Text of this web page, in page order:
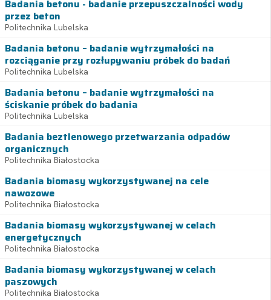
Badania betonu - badanie przepuszczalności wody
przez beton
Politechnika Lubelska
Badania betonu – badanie wytrzymałości na
rozciąganie przy rozłupywaniu próbek do badań
Politechnika Lubelska
Badania betonu – badanie wytrzymałości na
ściskanie próbek do badania
Politechnika Lubelska
Badania beztlenowego przetwarzania odpadów
organicznych
Politechnika Białostocka
Badania biomasy wykorzystywanej na cele
nawozowe
Politechnika Białostocka
Badania biomasy wykorzystywanej w celach
energetycznych
Politechnika Białostocka
Badania biomasy wykorzystywanej w celach
paszowych
Politechnika Białostocka